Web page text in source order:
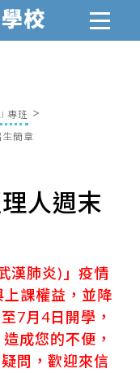
專班
簡章
人週末
漢肺炎)」疫情
課權益，並降
7月4日開學，
成您的不便，
問，歡迎來信